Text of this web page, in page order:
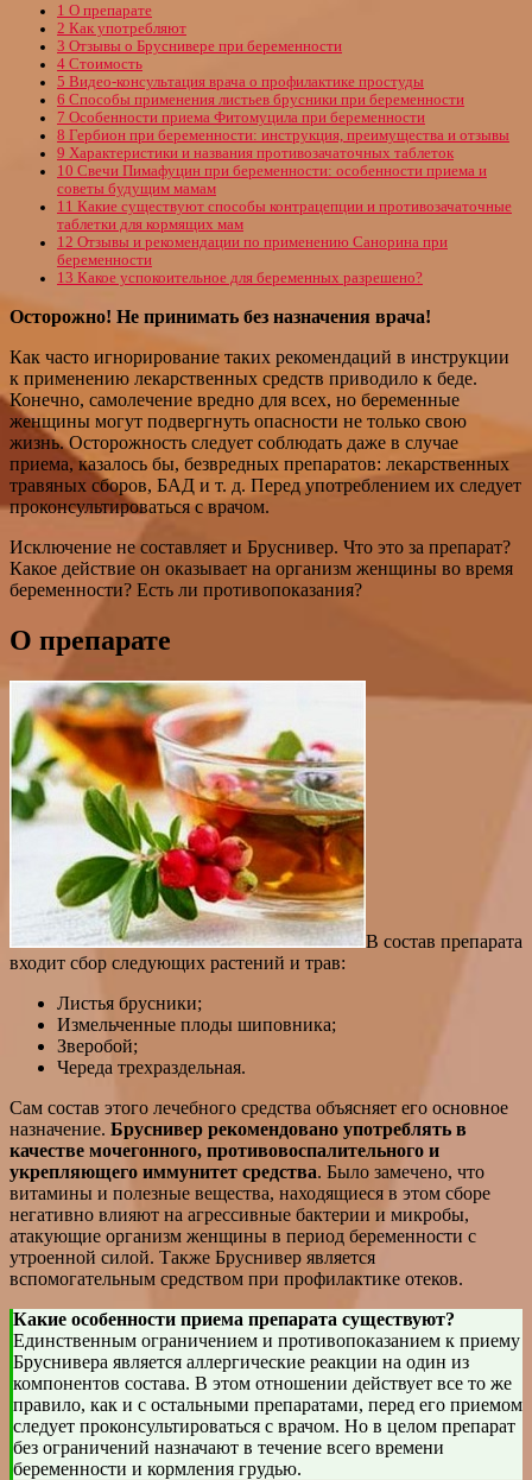
1 О препарате
2 Как употребляют
3 Отзывы о Бруснивере при беременности
4 Стоимость
5 Видео-консультация врача о профилактике простуды
6 Способы применения листьев брусники при беременности
7 Особенности приема Фитомуцила при беременности
8 Гербион при беременности: инструкция, преимущества и отзывы
9 Характеристики и названия противозачаточных таблеток
10 Свечи Пимафуцин при беременности: особенности приема и
советы будущим мамам
11 Какие существуют способы контрацепции и противозачаточные
таблетки для кормящих мам
12 Отзывы и рекомендации по применению Санорина при
беременности
13 Какое успокоительное для беременных разрешено?
Осторожно! Не принимать без назначения врача!
Как часто игнорирование таких рекомендаций в инструкции
к применению лекарственных средств приводило к беде.
Конечно, самолечение вредно для всех, но беременные
женщины могут подвергнуть опасности не только свою
жизнь. Осторожность следует соблюдать даже в случае
приема, казалось бы, безвредных препаратов: лекарственных
травяных сборов, БАД и т. д. Перед употреблением их следует
проконсультироваться с врачом.
Исключение не составляет и Бруснивер. Что это за препарат?
Какое действие он оказывает на организм женщины во время
беременности? Есть ли противопоказания?
О препарате
В состав препарата
входит сбор следующих растений и трав:
Листья брусники;
Измельченные плоды шиповника;
Зверобой;
Череда трехраздельная.
Сам состав этого лечебного средства объясняет его основное
назначение. Бруснивер рекомендовано употреблять в
качестве мочегонного, противовоспалительного и
укрепляющего иммунитет средства. Было замечено, что
витамины и полезные вещества, находящиеся в этом сборе
негативно влияют на агрессивные бактерии и микробы,
атакующие организм женщины в период беременности с
утроенной силой. Также Бруснивер является
вспомогательным средством при профилактике отеков.
Какие особенности приема препарата существуют?
Единственным ограничением и противопоказанием к приему
Бруснивера является аллергические реакции на один из
компонентов состава. В этом отношении действует все то же
правило, как и с остальными препаратами, перед его приемом
следует проконсультироваться с врачом. Но в целом препарат
без ограничений назначают в течение всего времени
беременности и кормления грудью.